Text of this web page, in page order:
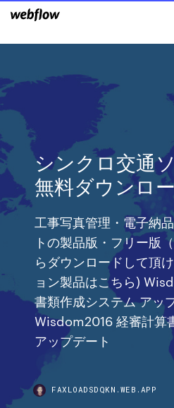
シンクロ交通
無料ダウンロ
工事写真管理・電子納
トの製品版・フリー版
らダウンロードして頂
ョン製品はこちら)
書類作成システム アッ
Wisdom2016 経審計算
アップデート
FAXLOADSDQKN.WEB.APP